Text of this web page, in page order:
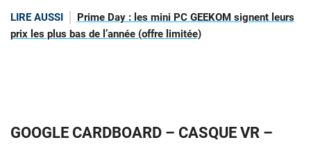
LIRE AUSSI
Prime Day : les mini PC GEEKOM signent leurs
prix les plus bas de l’année (offre limitée)
GOOGLE CARDBOARD – CASQUE VR –